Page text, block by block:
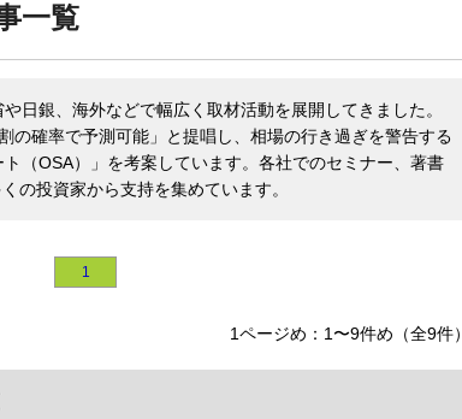
一覧
日銀、海外などで幅広く取材活動を展開してきました。
の確率で予測可能」と提唱し、相場の行き過ぎを警告する
（OSA）」を考案しています。各社でのセミナー、著書
の投資家から支持を集めています。
1
1ページめ：1〜9件め（全9件）